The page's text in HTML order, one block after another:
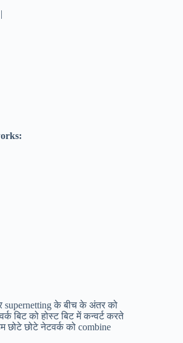
supernetting के बीच के अंतर को
बिट को होस्ट बिट में कन्वर्ट करते
छोटे छोटे नेटवर्क को combine